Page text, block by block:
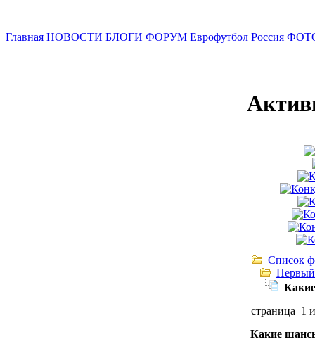
Главная НОВОСТИ БЛОГИ ФОРУМ Еврофутбол Россия
Список
страница 1
Какие